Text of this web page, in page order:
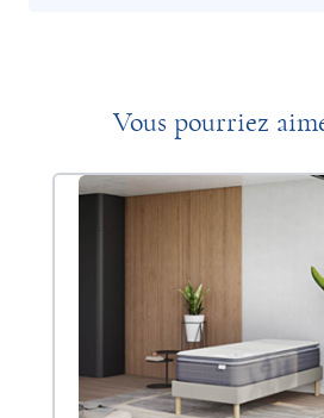
Vous pourriez